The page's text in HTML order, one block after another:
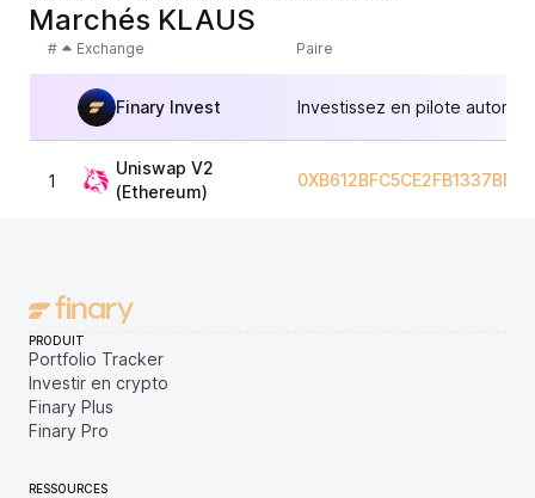
Marchés KLAUS
# Exchange Paire
Finary Invest Investissez en pilote
1
Uniswap V2
(Ethereum)
PRODUIT
Portfolio Tracker
Investir en crypto
Finary Plus
Finary Pro
RESSOURCES